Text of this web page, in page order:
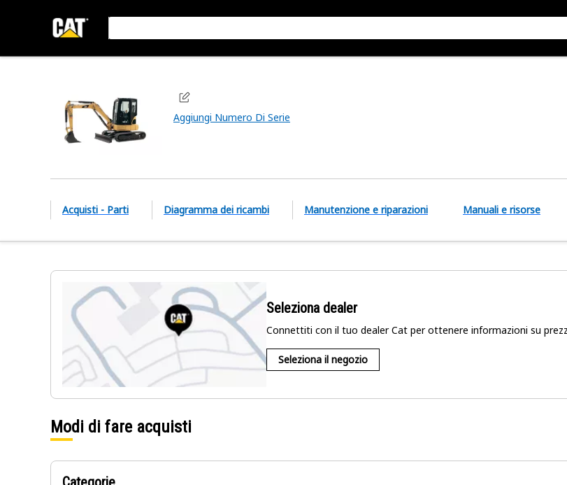
Aggiungi Numero Di Serie
Acquisti - Parti Diagramma dei ricambi Manutenzione e riparazioni Manuali e risorse
Seleziona dealer
Connettiti con il tuo dealer Cat per ottenere informazioni su
Seleziona il negozio
Modi di fare acquisti